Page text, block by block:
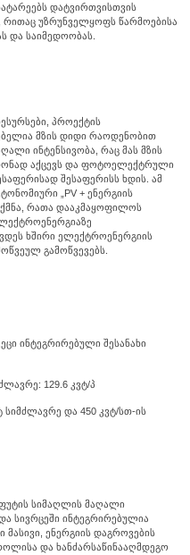
დატვირთვისთვის
რითაც უზრუნველყოფს წარმოებისა
და საიმედოობას.
პროექტის
მზის დიდი რაოდენობით
ინტენსივობა, რაც მას მზის
აქცევს და ფოტოელექტრული
შესაფერისს ხდის. ამ
„PV + ენერგიის
რათა დააკმაყოფილოს
ხშირი ელექტროენერგიის
გამოწვევებს.
ინტეგრირებული შესანახი
129.6 კვტ/პ
სიმძლავრე და 450 კვტ/სთ-ის
სიმაღლის მაღალი
სივრცეში ინტეგრირებულია
ენერგიის დაგროვების
და ხანძარსაწინააღმდეგო